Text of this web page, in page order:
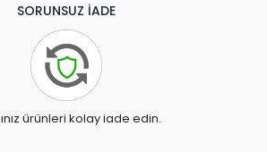
SORUNSUZ İADE
ürünleri kolay iade edin.